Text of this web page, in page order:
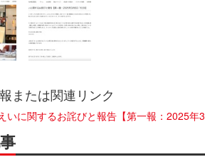
または関連リンク
いに関するお詫びと報告【第一報：2025年3